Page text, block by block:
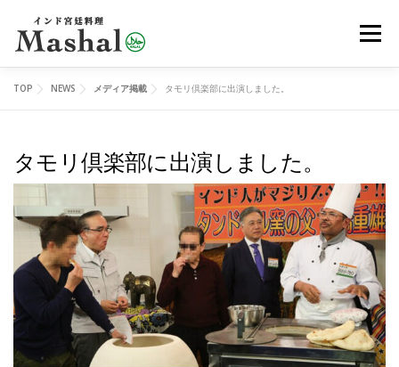
メニ
レッスン イベント オンラインショップ
メディア EN
TOP NEWS メディア掲載 タモリ倶楽部に出演しました。
タモリ倶楽部に出演しました。